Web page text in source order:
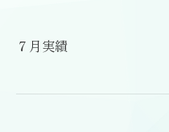
７月実績